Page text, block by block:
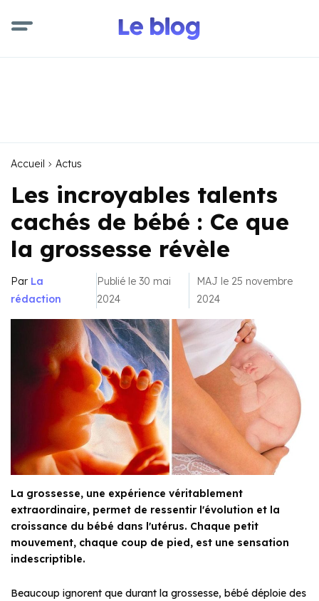
Accueil Actus
Les incroyables talents
cachés de bébé : Ce que
la grossesse révèle
Par La
rédaction
Publié le 30 mai
2024
MAJ le 25 novembre
2024
La grossesse, une expérience véritablement
extraordinaire, permet de ressentir l'évolution et la
croissance du bébé dans l'utérus. Chaque petit
mouvement, chaque coup de pied, est une sensation
indescriptible.
Beaucoup ignorent que durant la grossesse, bébé déploie des